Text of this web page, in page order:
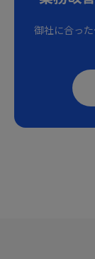
御社に合っ